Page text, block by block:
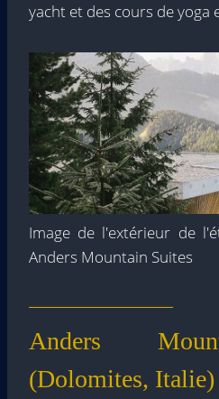
yacht et des cours de yoga
Image de l'extérieur de
Anders Mountain Suites
Anders
(Dolomites, Italie)